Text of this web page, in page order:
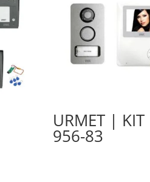
URMET | KIT
956-83